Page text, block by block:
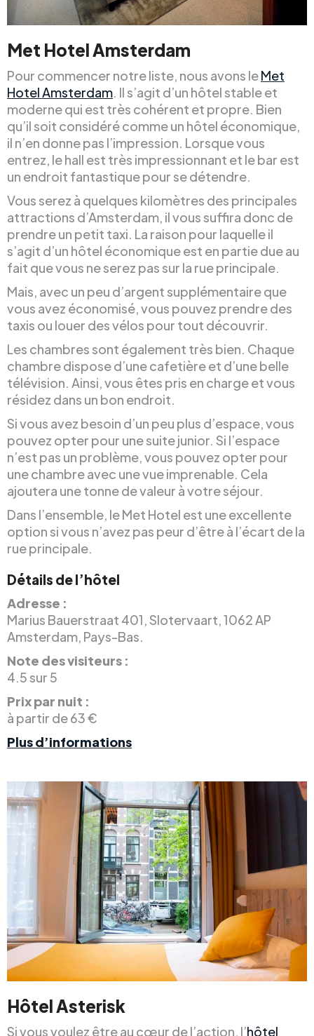
Met Hotel Amsterdam
Pour commencer notre liste, nous avons leMet
Hotel Amsterdam. Il s’agit d’un hôtel stable et
moderne qui est très cohérent et propre. Bien
qu’il soit considéré comme un hôtel économique,
il n’en donne pas l’impression. Lorsque vous
entrez, le hall est très impressionnant et le bar est
un endroit fantastique pour se détendre.
Vous serez à quelques kilomètres des principales
attractions d’Amsterdam, il vous suffira donc de
prendre un petit taxi. La raison pour laquelle il
s’agit d’un hôtel économique est en partie due au
fait que vous ne serez pas sur la rue principale.
Mais, avec un peu d’argent supplémentaire que
vous avez économisé, vous pouvez prendre des
taxis ou louer des vélos pour tout découvrir.
Les chambres sont également très bien. Chaque
chambre dispose d’une cafetière et d’une belle
télévision. Ainsi, vous êtes pris en charge et vous
résidez dans un bon endroit.
Si vous avez besoin d’un peu plus d’espace, vous
pouvez opter pour une suite junior. Si l’espace
n’est pas un problème, vous pouvez opter pour
une chambre avec une vue imprenable. Cela
ajoutera une tonne de valeur à votre séjour.
Dans l’ensemble, le Met Hotel est une excellente
option si vous n’avez pas peur d’être à l’écart de la
rue principale.
Détails de l’hôtel
Adresse :
Marius Bauerstraat 401, Slotervaart, 1062 AP
Amsterdam, Pays-Bas.
Note des visiteurs :
4.5 sur 5
Prix par nuit :
à partir de 63 €
Plus d’informations
Hôtel Asterisk
Si vous voulez être au cœur de l’action, l’hôtel